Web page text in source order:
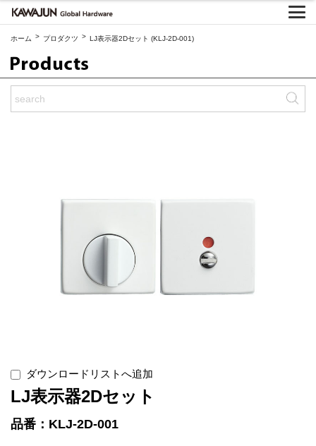
ホーム > プロダクツ > LJ表示器2Dセット (KLJ-2D-001)
ダウンロードリストへ追加
LJ表示器2Dセット
品番：KLJ-2D-001